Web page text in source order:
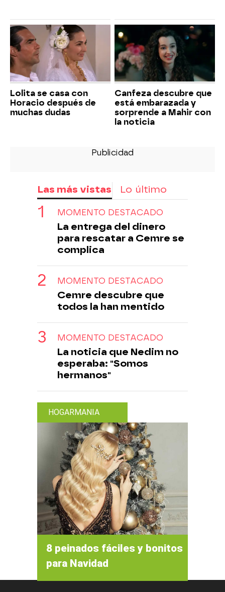
Lolita se casa con
Horacio después de
muchas dudas
Canfeza descubre que
está embarazada y
sorprende a Mahir con
la noticia
Las más vistas Lo último
MOMENTO DESTACADO
La entrega del dinero
para rescatar a Cemre se
complica
MOMENTO DESTACADO
Cemre descubre que
todos la han mentido
MOMENTO DESTACADO
La noticia que Nedim no
esperaba: "Somos
hermanos"
HOGARMANIA
8 peinados fáciles y bonitos
para Navidad